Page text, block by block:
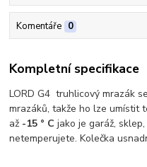
Komentáře 0
Kompletní specifikace
LORD G4 truhlicový mrazák
mrazáků, takže ho lze umístit
až -15 ° C jako je garáž,
netemperujete. Kolečka